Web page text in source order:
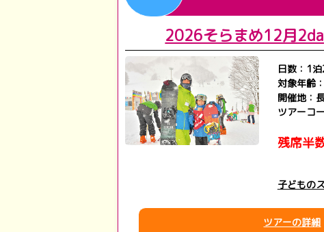
2026そらまめ12月
日数：1
対象年齢
開催地：
ツアーコ
残席半
子どもの
ツアーの詳細